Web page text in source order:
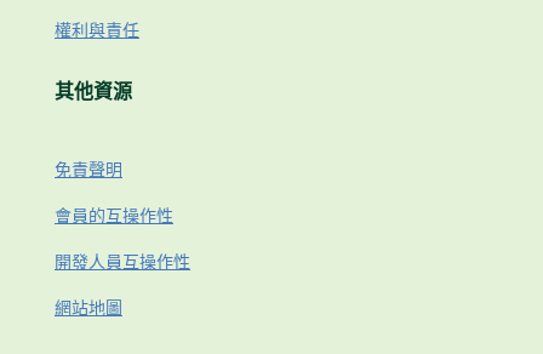
權利與責任
其他資源
免責聲明
會員的互操作性
開發人員互操作性
網站地圖